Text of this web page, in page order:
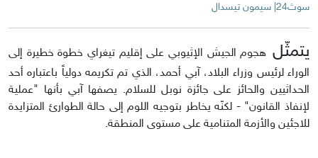
سوث24| سيمون تيسدال
يتمثّل هجوم الجيش الإثيوبي على إقليم تيغراي خطوة خطيرة إلى
الوراء لرئيس وزراء البلاد، آبي أحمد، الذي تم تكريمه دولياً باعتباره أحد
الحداثيين والحائز على جائزة نوبل للسلام. يصفها آبي بأنها "عملية
لإنفاذ القانون" - لكنّه يخاطر بتوجيه اللوم إلى حالة الطوارئ المتزايدة
للاجئين والأزمة المتنامية على مستوى المنطقة.